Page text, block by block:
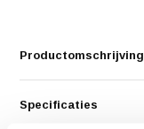
Productomschrijving
Specificaties